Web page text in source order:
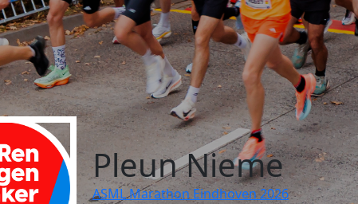
Pleun Nieme
ASML Marathon Eindhoven 2026